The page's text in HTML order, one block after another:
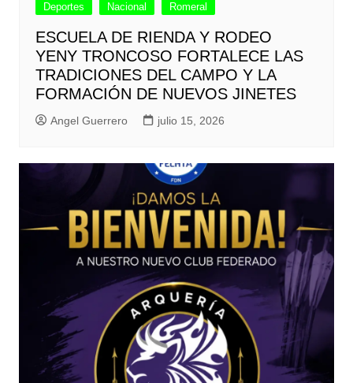
Deportes Nacional Romeral
ESCUELA DE RIENDA Y RODEO
YENY TRONCOSO FORTALECE LAS
TRADICIONES DEL CAMPO Y LA
FORMACIÓN DE NUEVOS JINETES
Angel Guerrero julio 15, 2026